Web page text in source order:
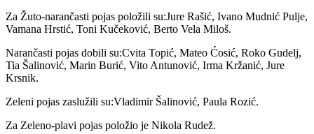
Za Žuto-narančasti pojas položili su:Jure Rašić, ⁠Ivano Mudnić Pulje,
Vamana Hrstić, ⁠Toni Kučeković, ⁠Berto Vela Miloš.
Narančasti pojas dobili su:Cvita Topić, Mateo Ćosić, Roko Gudelj,
Tia Šalinović, Marin Burić, ⁠Vito Antunović, Irma Kržanić, Jure
Krsnik.
Zeleni pojas zaslužili su:Vladimir Šalinović, Paula Rozić.
Za Zeleno-plavi pojas položio je Nikola Rudež.